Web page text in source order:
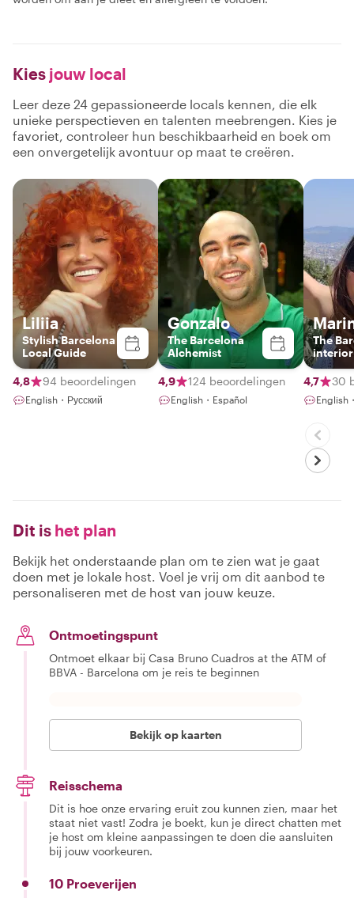
Kies jouw local
Leer deze 24 gepassioneerde locals kennen, die elk
unieke perspectieven en talenten meebrengen. Kies je
favoriet, controleer hun beschikbaarheid en boek om
een onvergetelijk avontuur op maat te creëren.
Liliia
Stylish Barcelona
Local Guide
4,8 94 beoordelingen
English・Русский
Gonzalo
The Barcelona
Alchemist
4,9 124 beoordelingen
English・Español
The
4,7 30
English
Dit is het plan
Bekijk het onderstaande plan om te zien wat je gaat
doen met je lokale host. Voel je vrij om dit aanbod te
personaliseren met de host van jouw keuze.
Ontmoetingspunt
Ontmoet elkaar bij Casa Bruno Cuadros at the ATM of
BBVA - Barcelona om je reis te beginnen
Bekijk op kaarten
Reisschema
Dit is hoe onze ervaring eruit zou kunnen zien, maar het
staat niet vast! Zodra je boekt, kun je direct chatten met
je host om kleine aanpassingen te doen die aansluiten
bij jouw voorkeuren.
10 Proeverijen